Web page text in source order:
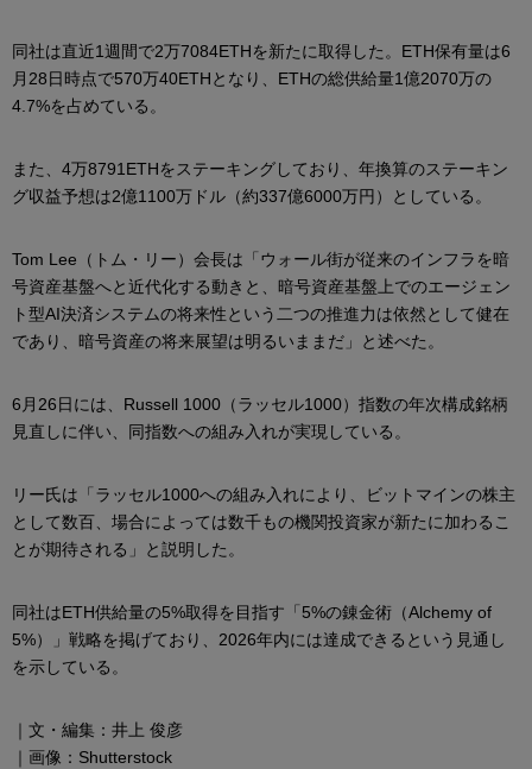
同社は直近1週間で2万7084ETHを新たに取得した。ETH保有量は6
月28日時点で570万40ETHとなり、ETHの総供給量1億2070万の
4.7%を占めている。
また、4万8791ETHをステーキングしており、年換算のステーキン
グ収益予想は2億1100万ドル（約337億6000万円）としている。
Tom Lee（トム・リー）会長は「ウォール街が従来のインフラを暗
号資産基盤へと近代化する動きと、暗号資産基盤上でのエージェン
ト型AI決済システムの将来性という二つの推進力は依然として健在
であり、暗号資産の将来展望は明るいままだ」と述べた。
6月26日には、Russell 1000（ラッセル1000）指数の年次構成銘柄
見直しに伴い、同指数への組み入れが実現している。
リー氏は「ラッセル1000への組み入れにより、ビットマインの株主
として数百、場合によっては数千もの機関投資家が新たに加わるこ
とが期待される」と説明した。
同社はETH供給量の5%取得を目指す「5%の錬金術（Alchemy of
5%）」戦略を掲げており、2026年内には達成できるという見通し
を示している。
｜文・編集：井上 俊彦
｜画像：Shutterstock